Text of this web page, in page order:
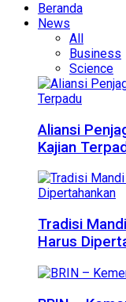
Beranda
News
All
Business
Science
Aliansi
Kajian
Tradisi
Harus